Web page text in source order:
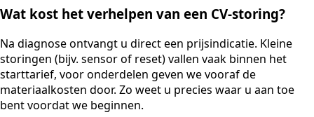
Wat kost het verhelpen van een CV-storing?
Na diagnose ontvangt u direct een prijsindicatie. Kleine
storingen (bijv. sensor of reset) vallen vaak binnen het
starttarief, voor onderdelen geven we vooraf de
materiaalkosten door. Zo weet u precies waar u aan toe
bent voordat we beginnen.